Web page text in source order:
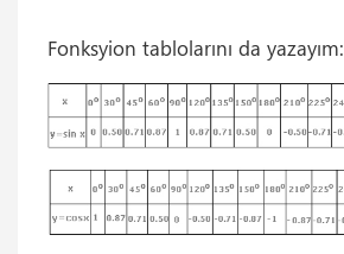
Fonksyion tablolarını da yazayım: